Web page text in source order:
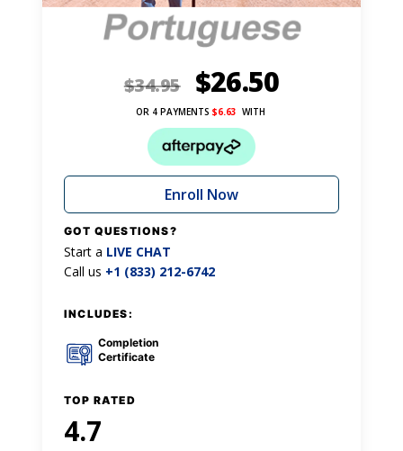
$34.95 $26.50
OR 4 PAYMENTS $6.63 WITH
Enroll Now
GOT QUESTIONS?
Start a LIVE CHAT
Call us +1 (833) 212-6742
INCLUDES:
Completion
Certificate
TOP RATED
4.7